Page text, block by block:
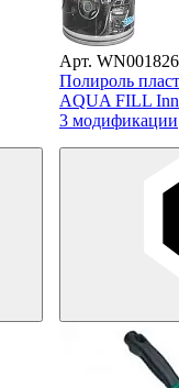
Арт.
Полироль
AQUA FILL Inn
3 модификации